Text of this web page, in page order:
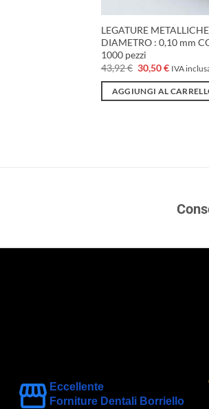
LEGATURE
DIAMETRO : 0,10 mm
1000 pezzi
43,92€ Il
prezzo
originale
era:
30,50€Il
attuale
è:
IVA
AGGIUNGI AL
Eccellente
Forniture Dentali Borriello